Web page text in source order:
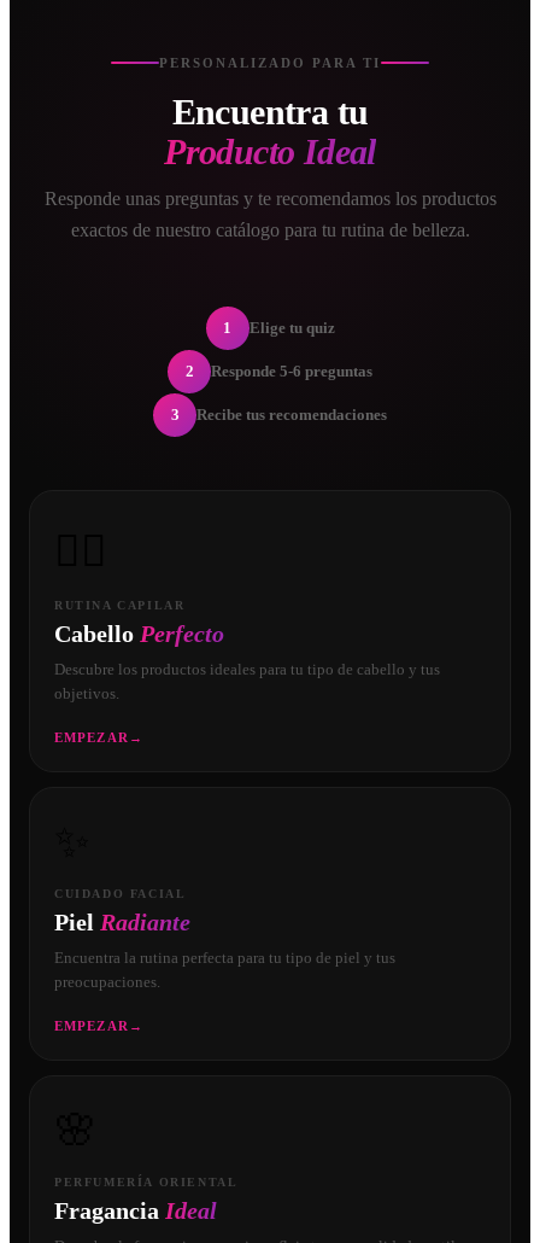
PERSONALIZADO PARA TI
Encuentra tu
Producto Ideal
Responde unas preguntas y te recomendamos los productos
exactos de nuestro catálogo para tu rutina de belleza.
1 Elige tu quiz
2 Responde 5-6 preguntas
3 Recibe tus recomendaciones
RUTINA CAPILAR
Cabello Perfecto
Descubre los productos ideales para tu tipo de cabello y tus
objetivos.
EMPEZAR →
CUIDADO FACIAL
Piel Radiante
Encuentra la rutina perfecta para tu tipo de piel y tus
preocupaciones.
EMPEZAR →
PERFUMERÍA ORIENTAL
Fragancia Ideal